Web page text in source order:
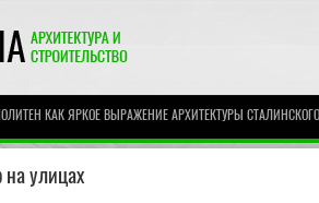
КАК ЯРКОЕ ВЫРАЖЕНИЕ АРХИТЕКТУРЫ
улицах